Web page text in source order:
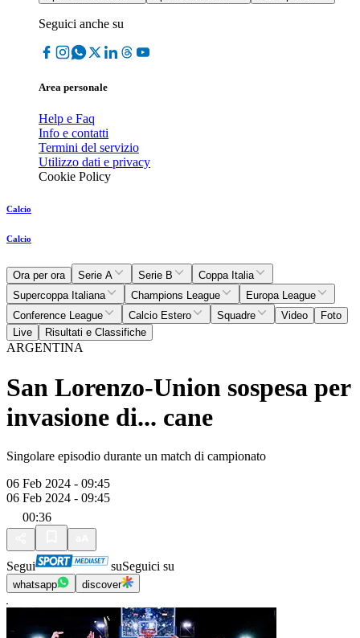
Seguici anche su
Area personale
Help e Faq
Info e contatti
Termini del servizio
Utilizzo dati e privacy
Cookie Policy
Calcio
Calcio
Ora per ora Serie A Serie B
Coppa Italia
Supercoppa Italiana
Champions League
Europa League
Conference League
Calcio Estero Squadre Video
Foto
Live
Risultati e Classifiche
ARGENTINA
San Lorenzo-Union sospesa per
invasione di... cane
Singolare episodio durante un match di campionato
06 Feb 2024 - 09:45
06 Feb 2024 - 09:45
00:36
Segui suSeguici su
whatsapp discover